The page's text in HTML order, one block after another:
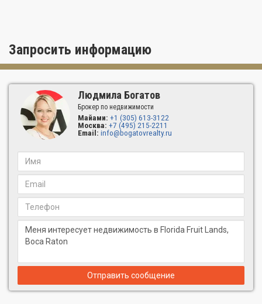
Запросить информацию
Людмила Богатов
Брокер по недвижимости
Майами: +1 (305) 613-3122
Москва: +7 (495) 215-2211
Email: info@bogatovrealty.ru
Отправить сообщение